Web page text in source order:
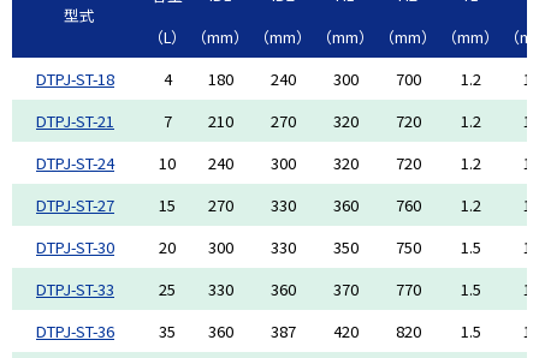
型式
（L）
（mm） （mm） （mm） （mm） （mm）
（
DTPJ-ST-18
4 180 240 300 700 1.2
DTPJ-ST-21
7 210 270 320 720 1.2
DTPJ-ST-24
10 240 300 320 720 1.2
DTPJ-ST-27
15 270 330 360 760 1.2
DTPJ-ST-30
20 300 330 350 750 1.5
DTPJ-ST-33
25 330 360 370 770 1.5
DTPJ-ST-36
35 360 387 420 820 1.5